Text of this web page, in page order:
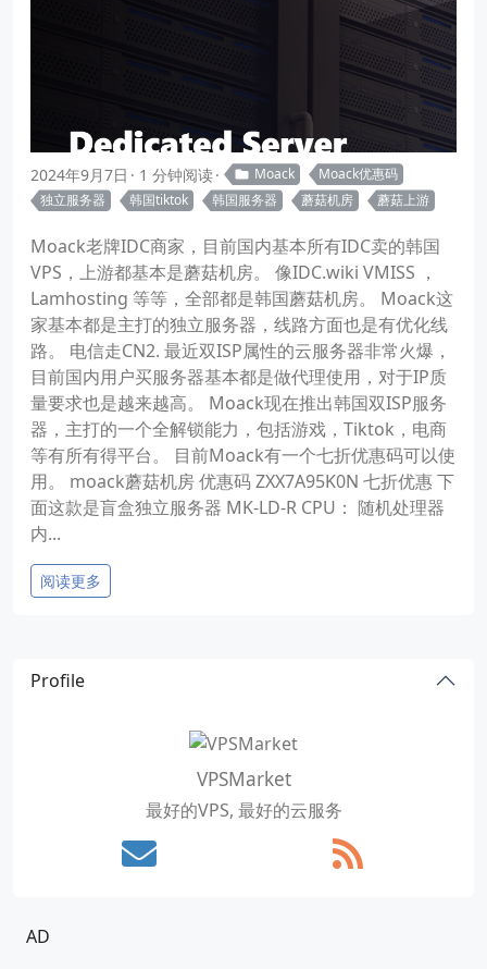
2024年9月7日 1 分钟阅读 Moack
Moack优惠码
独立服务器
韩国tiktok 韩国服务器 蘑菇机房 蘑菇上游
Moack老牌IDC商家，目前国内基本所有IDC卖的韩国
VPS，上游都基本是蘑菇机房。 像IDC.wiki VMISS ，
Lamhosting 等等，全部都是韩国蘑菇机房。 Moack这
家基本都是主打的独立服务器，线路方面也是有优化线
路。 电信走CN2. 最近双ISP属性的云服务器非常火爆，
目前国内用户买服务器基本都是做代理使用，对于IP质
量要求也是越来越高。 Moack现在推出韩国双ISP服务
器，主打的一个全解锁能力，包括游戏，Tiktok，电商
等有所有得平台。 目前Moack有一个七折优惠码可以使
用。 moack蘑菇机房 优惠码 ZXX7A95K0N 七折优惠 下
面这款是盲盒独立服务器 MK-LD-R CPU： 随机处理器
内...
阅读更多
Profile
VPSMarket
最好的VPS, 最好的云服务
AD